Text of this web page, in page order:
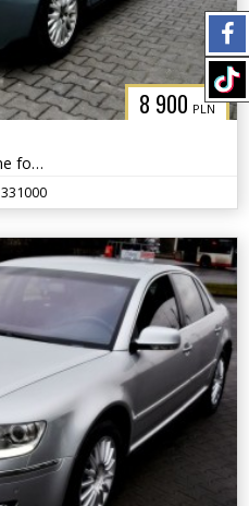
8 900 PLN
Klimatyzacja, Hak, Podgrzewane fotele, Tempomat
331000